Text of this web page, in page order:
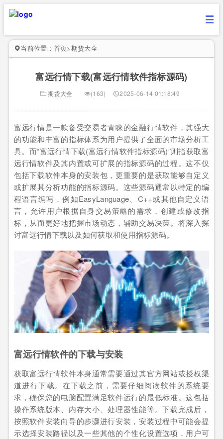
当前位置： 首页>期货大全
富远行情下载(富远行情软件指标源码)
期货大全 (163) 2025-06-14 01:18:49
富远行情是一款备受交易者青睐的金融行情软件，其强大
的功能和丰富的指标体系为用户提供了全面的市场分析工
具。而“富远行情下载(富远行情软件指标源码)”则指获取富
远行情软件及其内置或可扩展的指标源码的过程。这不仅
包括下载软件本身的安装包，更重要的是获取能够自定义
或扩展其分析功能的指标源码。这些源码通常以特定的编
程语言编写，例如EasyLanguage、C++或其他自定义语
言，允许用户根据自身交易策略的需求，创建或修改指
标，从而更好地把握市场动态，辅助交易决策。将深入探
讨富远行情下载以及如何获取和使用指标源码。
富远行情软件的下载与安装
获取富远行情软件本身通常需要通过其官方网站或授权渠
道进行下载。在下载之前，需要仔细阅读软件的系统要
求，确保您的电脑配置满足软件运行的最低标准。这包括
操作系统版本、内存大小、处理器性能等。下载完成后，
按照软件安装向导的步骤进行安装，安装过程中可能会提
示选择安装路径以及一些其他的个性化设置选项，用户可